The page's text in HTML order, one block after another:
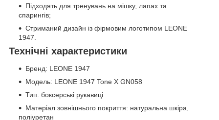
Підходять для тренувань на мішку, лапах та
спарингів;
Стриманий дизайн із фірмовим логотипом LEONE
1947.
Технічні характеристики
Бренд: LEONE 1947
Модель: LEONE 1947 Tone X GN058
Тип: боксерські рукавиці
Матеріал зовнішнього покриття: натуральна шкіра,
поліуретан